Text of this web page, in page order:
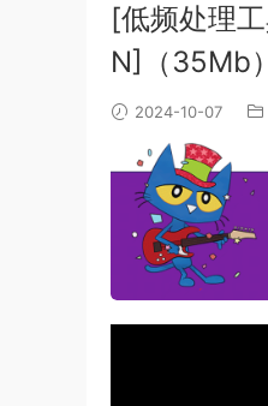
[低频处理
N]（35Mb）
2024-10-07